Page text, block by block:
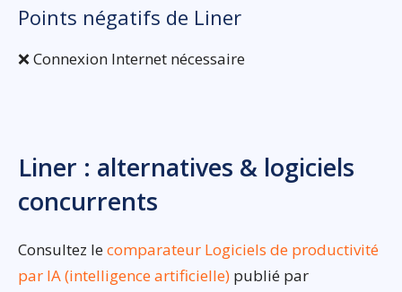
Points négatifs de Liner
❌ Connexion Internet nécessaire
Liner : alternatives & logiciels
concurrents
Consultez lecomparateur Logiciels de productivité
par IA (intelligence artificielle) publié par